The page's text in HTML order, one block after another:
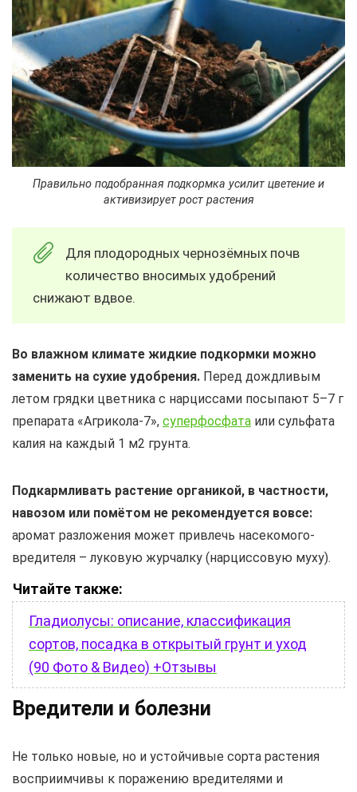
Правильно подобранная подкормка усилит цветение и
активизирует рост растения
Для плодородных чернозёмных почв
количество вносимых удобрений
снижают вдвое.
Во влажном климате жидкие подкормки можно
заменить на сухие удобрения. Перед дождливым
летом грядки цветника с нарциссами посыпают 5–7 г
препарата «Агрикола-7», суперфосфата или сульфата
калия на каждый 1 м2 грунта.
Подкармливать растение органикой, в частности,
навозом или помётом не рекомендуется вовсе:
аромат разложения может привлечь насекомого-
вредителя – луковую журчалку (нарциссовую муху).
Читайте также:
Гладиолусы: описание, классификация
сортов, посадка в открытый грунт и уход
(90 Фото & Видео) +Отзывы
Вредители и болезни
Не только новые, но и устойчивые сорта растения
восприимчивы к поражению вредителями и